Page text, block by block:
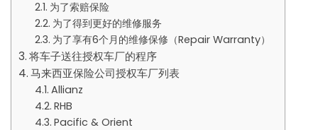
为了索赔保险
为了得到更好的维修服务
为了享有6个月的维修保修（Repair Warranty）
将车子送往授权车厂的程序
马来西亚保险公司授权车厂列表
Allianz
RHB
Pacific & Orient